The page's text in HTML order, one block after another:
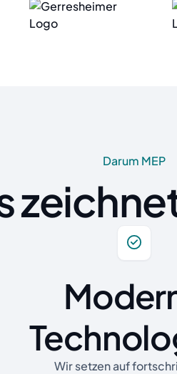
Darum MEP
Wir setzen auf